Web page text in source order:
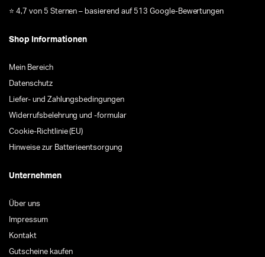
⭐ 4,7 von 5 Sternen – basierend auf 513 Google-Bewertungen
Shop Informationen
Mein Bereich
Datenschutz
Liefer- und Zahlungsbedingungen
Widerrufsbelehrung und -formular
Cookie-Richtlinie (EU)
Hinweise zur Batterieentsorgung
Unternehmen
Über uns
Impressum
Kontakt
Gutscheine kaufen